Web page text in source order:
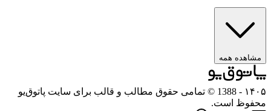
مشاهده همه
۱۴۰۵
- 1388 © تمامی حقوق مطالب و قالب برای سایت پاتوق‌یو
محفوظ است.